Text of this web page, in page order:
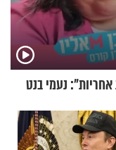
נעמי בנט